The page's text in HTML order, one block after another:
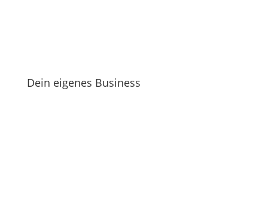
Dein eigenes Business